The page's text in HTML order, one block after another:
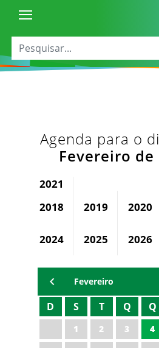
Agenda para o
Fevereiro de
2021
2018
2019 2020
2024 2025 2026
Fevereiro
D S T Q Q
1 2 3 4